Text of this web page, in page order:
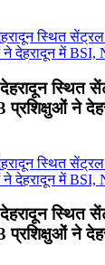
स्थित
प्रशिक्षुओं ने
स्थित
प्रशिक्षुओं ने